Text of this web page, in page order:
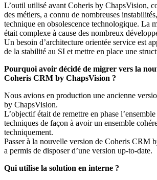
L’outil utilisé avant Coheris by ChapsVision,
des métiers, a connu de nombreuses
technique en obsolescence technologique. La
était complexe à cause des nombreux
Un besoin d’architecture orientée service est
de la stabilité au SI et mettre en place une
Pourquoi avoir décidé de migrer vers la
Coheris CRM by ChapsVision ?
Nous avions en production une ancienne
by ChapsVision.
L’objectif était de remettre en phase l’ensemble
techniques de façon à avoir un ensemble
techniquement.
Passer à la nouvelle version de Coheris CRM
a permis de disposer d’une version up-to-date.
Qui utilise la solution en interne ?